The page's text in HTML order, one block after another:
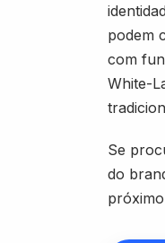
podem
com
White-
Se
do